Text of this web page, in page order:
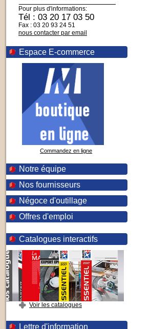
Pour plus d'informations:
Tél : 03 20 17 03 50
Fax : 03 20 93 24 51
nous contacter par email
Espace E-commerce
Commandez en ligne
Notre équipe
Nos fournisseurs
Négoce d'outillage
Offres d'emploi
Catalogues interactifs
Voir les catalogues
Lettre d'information